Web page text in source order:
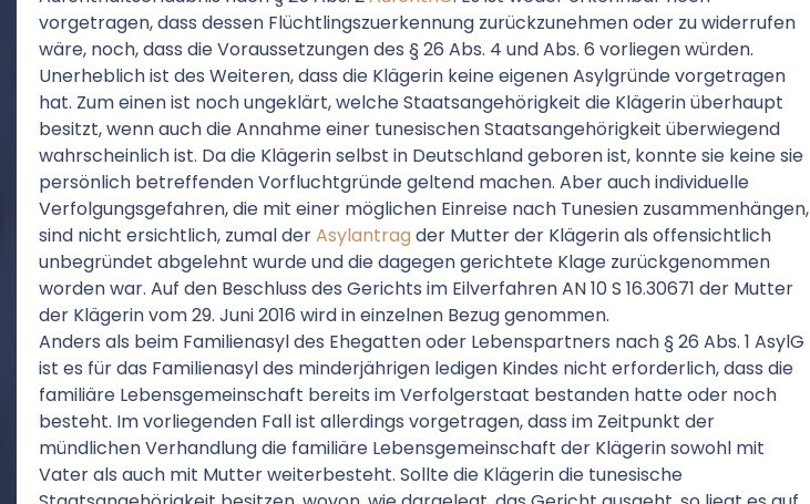
vorgetragen, dass dessen Flüchtlingszuerkennung zurückzunehmen oder zu widerrufen
wäre, noch, dass die Voraussetzungen des § 26 Abs. 4 und Abs. 6 vorliegen würden.
Unerheblich ist des Weiteren, dass die Klägerin keine eigenen Asylgründe vorgetragen
hat. Zum einen ist noch ungeklärt, welche Staatsangehörigkeit die Klägerin überhaupt
besitzt, wenn auch die Annahme einer tunesischen Staatsangehörigkeit überwiegend
wahrscheinlich ist. Da die Klägerin selbst in Deutschland geboren ist, konnte sie keine sie
persönlich betreffenden Vorfluchtgründe geltend machen. Aber auch individuelle
Verfolgungsgefahren, die mit einer möglichen Einreise nach Tunesien zusammenhängen,
sind nicht ersichtlich, zumal derAsylantrag der Mutter der Klägerin als offensichtlich
unbegründet abgelehnt wurde und die dagegen gerichtete Klage zurückgenommen
worden war. Auf den Beschluss des Gerichts im Eilverfahren AN 10 S 16.30671 der Mutter
der Klägerin vom 29. Juni 2016 wird in einzelnen Bezug genommen.
Anders als beim Familienasyl des Ehegatten oder Lebenspartners nach § 26 Abs. 1 AsylG
ist es für das Familienasyl des minderjährigen ledigen Kindes nicht erforderlich, dass die
familiäre Lebensgemeinschaft bereits im Verfolgerstaat bestanden hatte oder noch
besteht. Im vorliegenden Fall ist allerdings vorgetragen, dass im Zeitpunkt der
mündlichen Verhandlung die familiäre Lebensgemeinschaft der Klägerin sowohl mit
Vater als auch mit Mutter weiterbesteht. Sollte die Klägerin die tunesische